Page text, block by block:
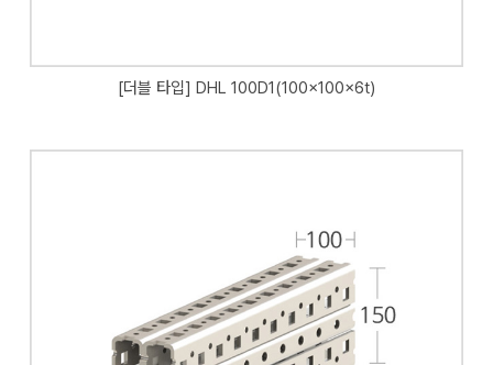
[더블 타입] DHL 100D1(100x100x6t)